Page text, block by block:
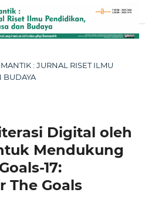
: JURNAL RISET ILMU
BUDAYA
Digital oleh
Mendukung
17:
The Goals